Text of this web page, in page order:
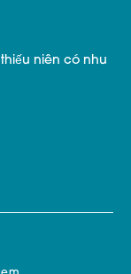
niên có nhu